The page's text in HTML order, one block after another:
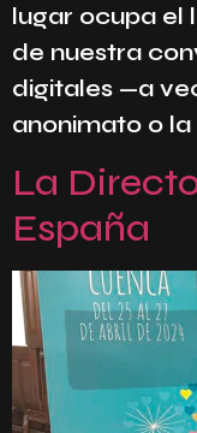
lugar ocupa el
de nuestra
digitales —a
anonimato o
La
España